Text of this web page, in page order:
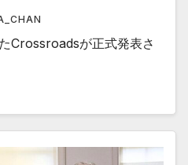
Crossroadsが正式発表さ